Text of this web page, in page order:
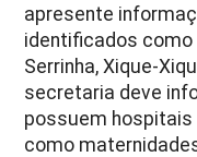
apresente
identificados
Serrinha, Xique-
secretaria deve
possuem hospitais
como